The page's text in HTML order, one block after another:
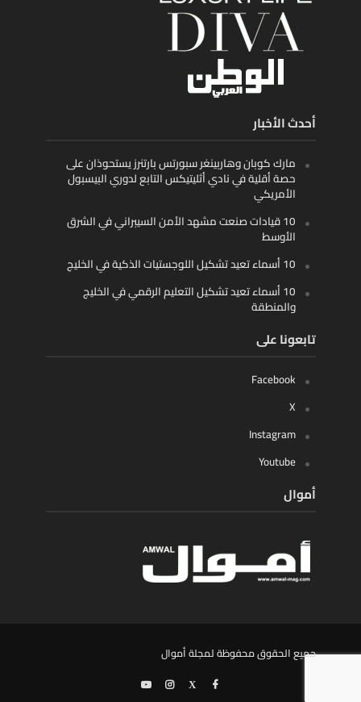
أحدث الأخبار
مارك كوبان وهاربينغر سبورتس بارتنرز يستحوذان على
حصة أقلية في نادي أثليتيكس التابع لدوري البيسبول
الأمريكي
10 قيادات صنعت مشهد الأمن السيبراني في الشرق
الأوسط
10 أسماء تعيد تشكيل اللوجستيات الذكية في الخليج
10 أسماء تعيد تشكيل التعليم الرقمي في الخليج
والمنطقة
تابعونا على
Facebook
X
Instagram
Youtube
أموال
جميع الحقوق محفوظة لمجلة أموال